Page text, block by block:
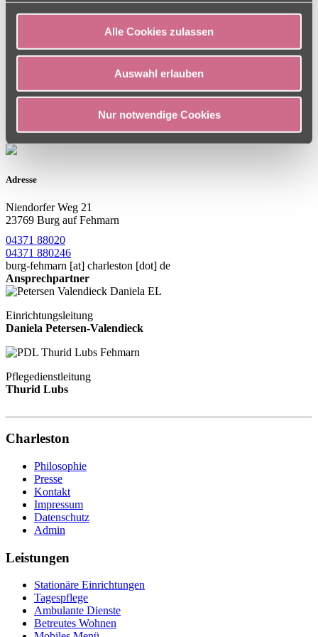
Alle Cookies zulassen
Auswahl erlauben
Nur notwendige Cookies
Logopäden bemühen wir uns, das Aktivitätsniveau unserer
Bewohner zu steigern oder solange wie möglich zu erhalten. Das
Pflegeteam in der Burg auf Fehmarn legt besonderen Wert darauf,
der Privatsphäre und der Individualität der Seniorinnen und
Zimmer und führt - so weit wie möglich - über Mitbestimmung beim
Pflegeplan bis hin zum gemeinsamen Gestalten der Freizeit.
Adresse
Niendorfer Weg 21
23769 Burg auf Fehmarn
04371 88020
04371 880246
burg-fehmarn [at] charleston [dot] de
Ansprechpartner
Einrichtungsleitung
Daniela Petersen-Valendieck
Pflegedienstleitung
Thurid Lubs
Charleston
Philosophie
Presse
Kontakt
Impressum
Datenschutz
Admin
Leistungen
Stationäre Einrichtungen
Tagespflege
Ambulante Dienste
Betreutes Wohnen